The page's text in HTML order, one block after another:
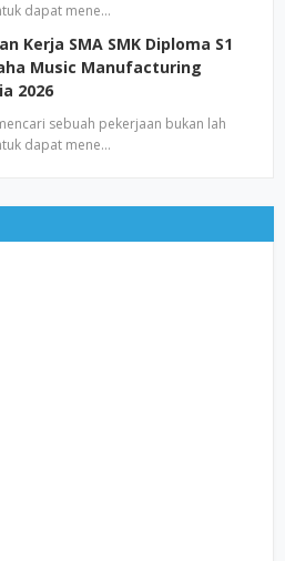
dapat mene…
Kerja SMA SMK Diploma S1
Music Manufacturing
2026
sebuah pekerjaan bukan lah
dapat mene…